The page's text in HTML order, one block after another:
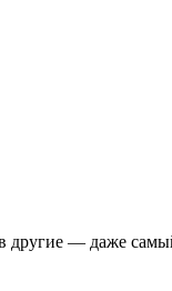
другие — даже